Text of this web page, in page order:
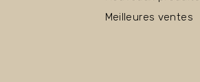
Meilleures ventes